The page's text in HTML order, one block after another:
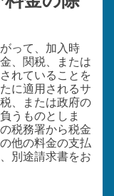
って、加入時
、関税、または
れていることを
に適用されるサ
、または政府の
うものとしま
税務署から税金
他の料金の支払
別途請求書をお